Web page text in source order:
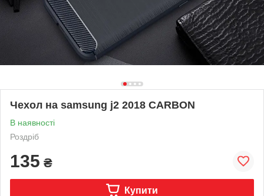
Чехол на samsung j2 2018 CARBON
В наявності
Роздріб
135 ₴
Купити